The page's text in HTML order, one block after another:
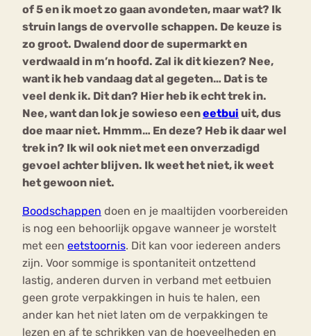
of 5 en ik moet zo gaan avondeten, maar wat? Ik
struin langs de overvolle schappen. De keuze is
zo groot. Dwalend door de supermarkt en
verdwaald in m’n hoofd. Zal ik dit kiezen? Nee,
want ik heb vandaag dat al gegeten… Dat is te
veel denk ik. Dit dan? Hier heb ik echt trek in.
Nee, want dan lok je sowieso eeneetbui uit, dus
doe maar niet. Hmmm… En deze? Heb ik daar wel
trek in? Ik wil ook niet met een onverzadigd
gevoel achter blijven. Ik weet het niet, ik weet
het gewoon niet.
Boodschappen doen en je maaltijden voorbereiden
is nog een behoorlijk opgave wanneer je worstelt
met een eetstoornis. Dit kan voor iedereen anders
zijn. Voor sommige is spontaniteit ontzettend
lastig, anderen durven in verband met eetbuien
geen grote verpakkingen in huis te halen, een
ander kan het niet laten om de verpakkingen te
lezen en af te schrikken van de hoeveelheden en
Eetbuien Piekeren Sport
Trauma
Orthorexia
Afvallen Angst